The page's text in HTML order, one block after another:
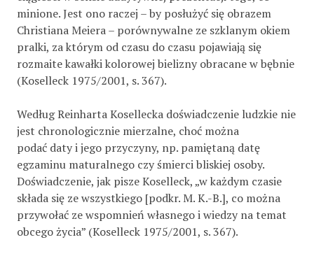
minione. Jest ono raczej – by posłużyć się obrazem
Christiana Meiera – porównywalne ze szklanym okiem
pralki, za którym od czasu do czasu pojawiają się
rozmaite kawałki kolorowej bielizny obracane w bębnie
(Koselleck 1975/2001, s. 367).
Według Reinharta Kosellecka doświadczenie ludzkie nie
jest chronologicznie mierzalne, choć można
podać daty i jego przyczyny, np. pamiętaną datę
egzaminu maturalnego czy śmierci bliskiej osoby.
Doświadczenie, jak pisze Koselleck, „w każdym czasie
składa się ze wszystkiego [podkr. M. K.-B.], co można
przywołać ze wspomnień własnego i wiedzy na temat
obcego życia” (Koselleck 1975/2001, s. 367).